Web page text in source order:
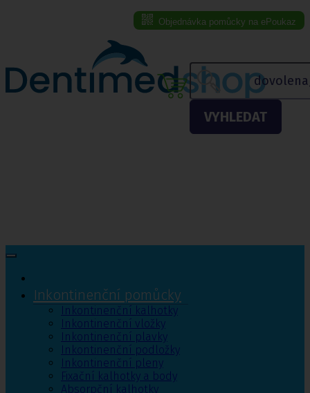
Objednávka pomůcky na ePoukaz
VYHLEDAT
Inkontinenční pomůcky
Inkontinenční kalhotky
Inkontinenční vložky
Inkontinenční plavky
Inkontinenční podložky
Inkontinenční pleny
Fixační kalhotky a body
Absorpční kalhotky